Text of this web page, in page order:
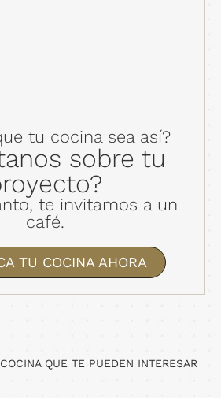
tu cocina sea así?
sobre tu
te invitamos a un
café.
TU COCINA AHORA
QUE TE PUEDEN INTERESAR